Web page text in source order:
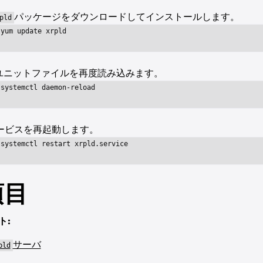
パッケージをダウンロードしてインストールします。
update xrpld
ニットファイルを再度読み込みます。
daemon-reload
ビスを再起動します。
systemctl restart xrpld.service
:
サーバ